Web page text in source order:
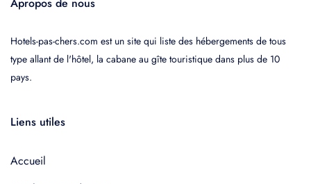
Hotels-pas-chers.com est un site qui liste des hébergements de tous
type allant de l'hôtel, la cabane au gîte touristique dans plus de 10
pays.
Liens utiles
Accueil